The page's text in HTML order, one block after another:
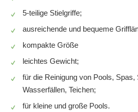
5-teilige Stielgriffe;
ausreichende und bequeme
kompakte Größe
leichtes Gewicht;
für die Reinigung von Pools, Spas,
Wasserfällen, Teichen;
für kleine und große Pools.